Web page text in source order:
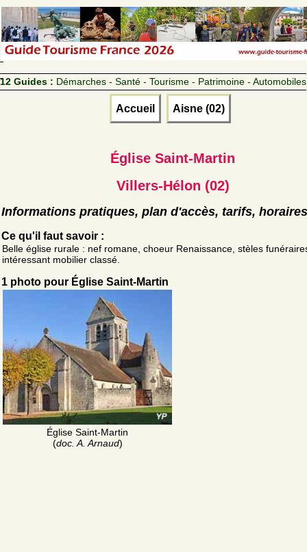
12 Guides : Démarches - Santé - Tourisme - Patrimoine - Automobiles
Accueil Aisne (02)
Église Saint-Martin
Villers-Hélon (02)
Informations pratiques, plan d'accès, tarifs, horaires
Ce qu'il faut savoir :
Belle église rurale : nef romane, choeur Renaissance, stèles
intéressant mobilier classé.
1 photo pour Église Saint-Martin
Église Saint-Martin
(doc. A. Arnaud)